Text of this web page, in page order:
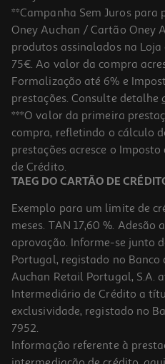
-10%
Livro Um Crime Em Paris De
17.99 €/un
19,99 € PVP de editor
17,99 €
-10%
**Campanha Sem Juros para
Oney Auchan / Cartão Oney
produtos assinalados na
75€. Ao valor da compra
Formalização até 6% e
prestações. Consulte detalhe
***O valor da primeira
compra, refletindo o cálculo
prestações acresce o
de Crédito.
TAEG DO CARTÃO DE
Exemplo para um limite de
meses. TAN 17,60 %. Adesão
aprovação. Informe-se junto
Portugal, registado no Banco
Auchan Retail Portugal, S.A.
Intermediário de Crédito a
exclusividade, registado no
7952.
Informação referente à